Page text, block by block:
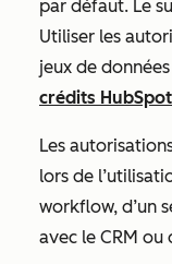
par défaut. Le
Utiliser les
jeux de
crédits HubSpot
Les
lors de
workflow, d’un
avec le CRM ou